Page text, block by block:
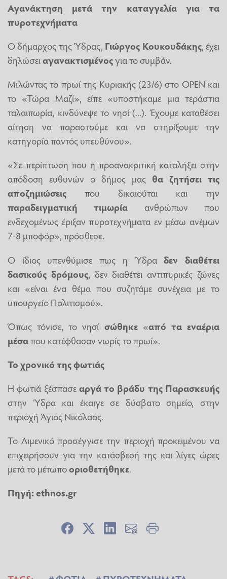
Αγανάκτηση μετά την καταγγελία για τα
πυροτεχνήματα
O δήμαρχος της Ύδρας, Γιώργος Κουκουδάκης, έχει
δηλώσειαγανακτισμένοςγια το συμβάν.
Μιλώντας το πρωί της Κυριακής (23/6) στο OPEN και
το «Τώρα Μαζί», είπε «υποστήκαμε μια τεράστια
ταλαιπωρία, κινδύνεψε το νησί (...). Έχουμε καταθέσει
αίτηση να παραστούμε και να στηρίξουμε την
κατηγορία παντός υπευθύνου».
«Σε περίπτωση που η προανακριτική καταλήξει στην
απόδοση ευθυνών ο δήμος μας θα ζητήσει τις
αποζημιώσεις που δικαιούται και την
παραδειγματική τιμωρία ανθρώπων που
ενδεχομένως έριξαν πυροτεχνήματα εν μέσω ανέμων
7-8 μποφόρ», πρόσθεσε.
Ο ίδιος υπενθύμισε πως η Ύδραδεν διαθέτει
δασικούς δρόμους, δεν διαθέτει αντιπυρικές ζώνες
και «είναι ένα θέμα που συζητάμε συνέχεια με το
υπουργείο Πολιτισμού».
Όπως τόνισε, το νησί σώθηκε«από τα εναέρια
μέσαπου κατέφθασαν νωρίς το πρωί».
Το χρονικό της φωτιάς
Η φωτιά ξέσπασεαργά το βράδυ της Παρασκευής
στην Ύδρα και έκαιγε σε δύσβατο σημείο, στην
περιοχή Άγιος Νικόλαος.
Το Λιμενικό προσέγγισε την περιοχή προκειμένου να
επιχειρήσουν για την κατάσβεσή της και λίγες ώρες
μετά το μέτωποοριοθετήθηκε.
Πηγή: ethnos.gr